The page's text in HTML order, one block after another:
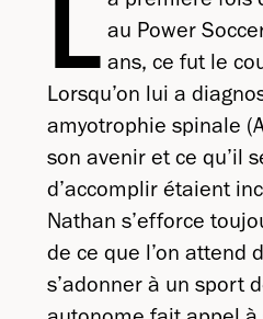
L au Power
ans, ce fut le
Lorsqu’on lui a
amyotrophie spinale
son avenir et ce qu’il
d’accomplir étaient
Nathan s’efforce
de ce que l’on attend
s’adonner à un sport